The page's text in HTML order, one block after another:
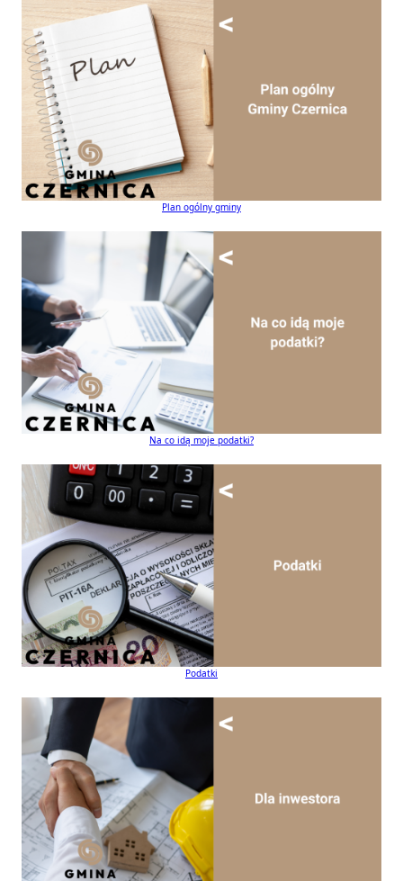
Plan ogólny gminy
Na co idą moje podatki?
Podatki